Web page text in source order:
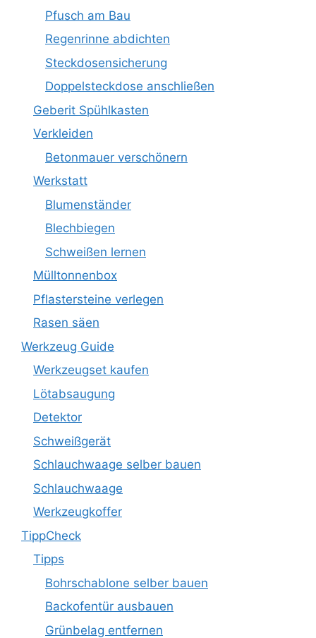
Pfusch am Bau
Regenrinne abdichten
Steckdosensicherung
Doppelsteckdose anschließen
Geberit Spühlkasten
Verkleiden
Betonmauer verschönern
Werkstatt
Blumenständer
Blechbiegen
Schweißen lernen
Mülltonnenbox
Pflastersteine verlegen
Rasen säen
Werkzeug Guide
Werkzeugset kaufen
Lötabsaugung
Detektor
Schweißgerät
Schlauchwaage selber bauen
Schlauchwaage
Werkzeugkoffer
TippCheck
Tipps
Bohrschablone selber bauen
Backofentür ausbauen
Grünbelag entfernen